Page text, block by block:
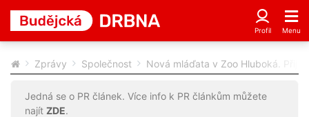
Zprávy Společnost Nová mláďata v Zoo Hluboká.
Jedná se o PR článek. Více info k PR článkům můžete
najít ZDE.